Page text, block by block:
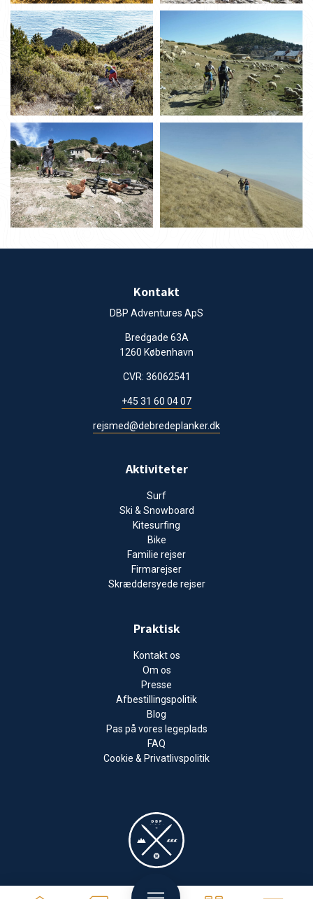
Kontakt
DBP Adventures ApS
Bredgade 63A
1260 København
CVR: 36062541
+45 31 60 04 07
rejsmed@debredeplanker.dk
Aktiviteter
Surf
Ski & Snowboard
Kitesurfing
Bike
Familie rejser
Firmarejser
Skræddersyede rejser
Praktisk
Kontakt os
Om os
Presse
Afbestillingspolitik
Blog
Pas på vores legeplads
FAQ
Cookie & Privatlivspolitik